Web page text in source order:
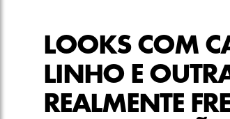
LOOKS COM
LINHO E
REALMENTE